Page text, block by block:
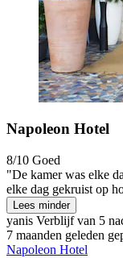
Napoleon Hotel
8/10 Goed
"De kamer was elke
elke dag gekruist op
Lees minder
yanis Verblijf van 5
7 maanden geleden
Napoleon Hotel